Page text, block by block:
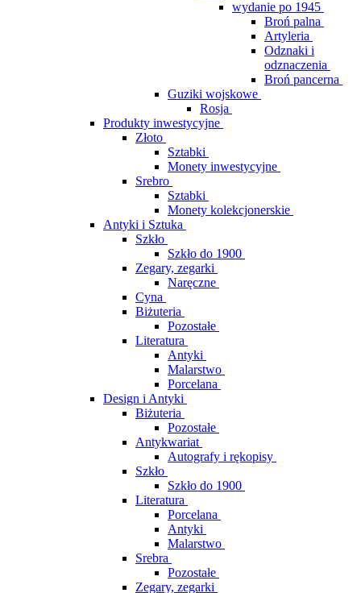
wydanie po 1945
Broń palna
Artyleria
Odznaki i
odznaczenia
Broń pancerna
Guziki wojskowe
Rosja
Produkty inwestycyjne
Złoto
Sztabki
Monety inwestycyjne
Srebro
Sztabki
Monety kolekcjonerskie
Antyki i Sztuka
Szkło
Szkło do 1900
Zegary, zegarki
Naręczne
Cyna
Biżuteria
Pozostałe
Literatura
Antyki
Malarstwo
Porcelana
Design i Antyki
Biżuteria
Pozostałe
Antykwariat
Autografy i rękopisy
Szkło
Szkło do 1900
Literatura
Porcelana
Antyki
Malarstwo
Srebra
Pozostałe
Zegary, zegarki